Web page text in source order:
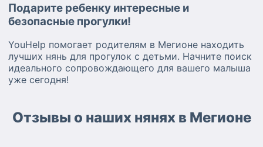
Подарите ребенку интересные и
безопасные прогулки!
YouHelp помогает родителям в Мегионе находить
лучших нянь для прогулок с детьми. Начните поиск
идеального сопровождающего для вашего малыша
уже сегодня!
Отзывы о наших нянях в Мегионе